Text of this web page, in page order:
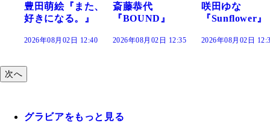
斎藤恭代
『BOUND』
2026年08月02日 12:35
咲田ゆな
『Sunflower』
2026年08月02日 12:30
藤水咲桜『花
だまり』
2026年08月02日
次へ
グラビアをもっと見る